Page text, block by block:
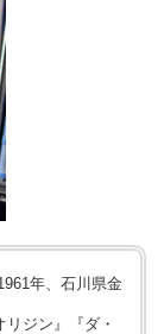
年、石川県金
ジン』『ダ・